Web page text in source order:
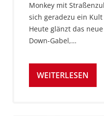
Monkey mit
sich geradezu ein
Heute glänzt das
Down-Gabel,…
WEITERLESEN